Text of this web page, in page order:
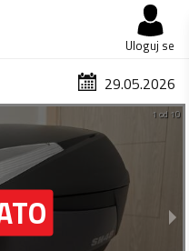
Uloguj se
29.05.2026
1 od 10